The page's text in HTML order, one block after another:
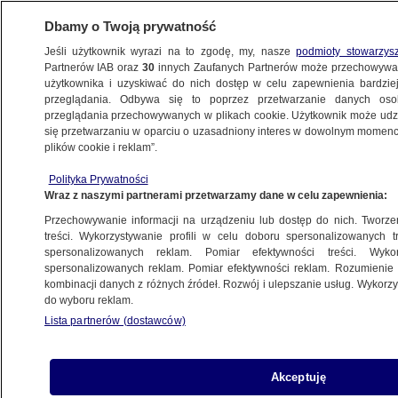
CO WARTO DZIŚ WIEDZIEĆ
19.02.2024, 05:19
Udostępnij
Dbamy o Twoją prywatność
Jeśli użytkownik wyrazi na to zgodę, my, naszepodmioty
Partnerów IAB oraz30 innych Zaufanych Partnerów może
użytkownika i uzyskiwać do nich dostęp w celu zapewnienia
przeglądania. Odbywa się to poprzez przetwarzanie danych
przeglądania przechowywanych w plikach cookie. Użytkownik może
się przetwarzaniu w oparciu o uzasadniony interes w dowolnym
plików cookie i reklam”.
Polityka Prywatności
Wraz z naszymi partnerami przetwarzamy dane w celu zapewnienia:
Przechowywanie informacji na urządzeniu lub dostęp do nich.
treści. Wykorzystywanie profili w celu doboru spersonalizowanych
spersonalizowanych reklam. Pomiar efektywności treści.
spersonalizowanych reklam. Pomiar efektywności reklam.
kombinacji danych z różnych źródeł. Rozwój i ulepszanie usług.
do wyboru reklam.
Lista partnerów (dostawców)
Akceptuję